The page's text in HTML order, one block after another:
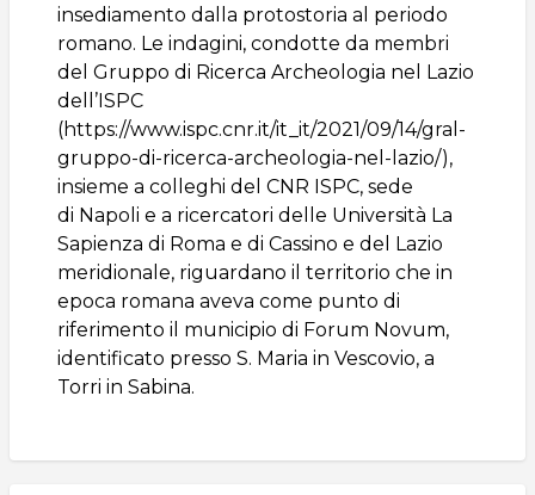
insediamento dalla protostoria al periodo
romano. Le indagini, condotte da membri
del Gruppo di Ricerca Archeologia nel Lazio
dell’ISPC
(https://www.ispc.cnr.it/it_it/2021/09/14/gral-
gruppo-di-ricerca-archeologia-nel-lazio/),
insieme a colleghi del CNR ISPC, sede
di Napoli e a ricercatori delle Università La
Sapienza di Roma e di Cassino e del Lazio
meridionale, riguardano il territorio che in
epoca romana aveva come punto di
riferimento il municipio di Forum Novum,
identificato presso S. Maria in Vescovio, a
Torri in Sabina.